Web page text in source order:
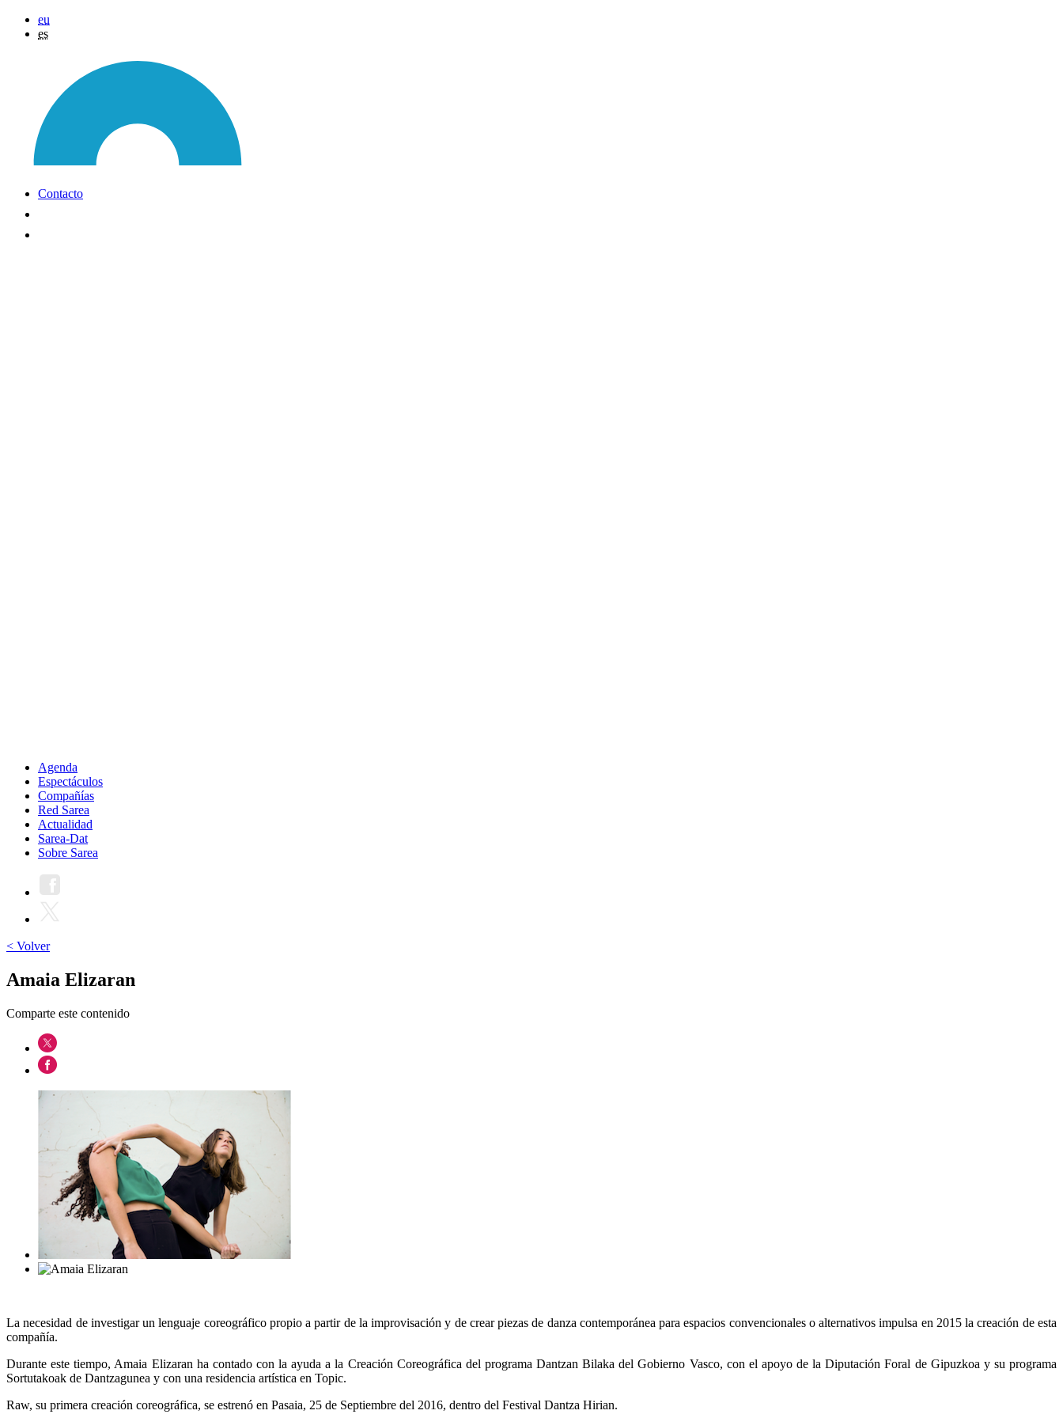
eu
es
Contacto
Agenda
Espectáculos
Compañías
Red Sarea
Actualidad
Sarea-Dat
Sobre Sarea
< Volver
Amaia Elizaran
Comparte este contenido
La necesidad de investigar un lenguaje coreográfico propio a partir de la improvisación y de crear piezas de danza contemporánea para espacios convencionales o alternativos impulsa en 2015 la creación de esta
compañía.
Durante este tiempo, Amaia Elizaran ha contado con la ayuda a la Creación Coreográfica del programa Dantzan Bilaka del Gobierno Vasco, con el apoyo de la Diputación Foral de Gipuzkoa y su programa
Sortutakoak de Dantzagunea y con una residencia artística en Topic.
Raw, su primera creación coreográfica, se estrenó en Pasaia, 25 de Septiembre del 2016, dentro del Festival Dantza Hirian.